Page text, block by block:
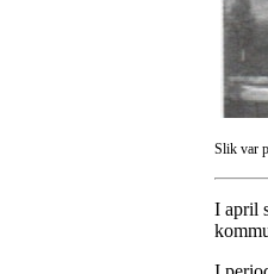
Slik var
I april